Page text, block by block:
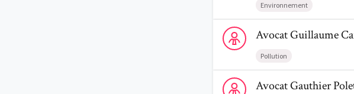
Environnement
Voir le profil de AvocatGuillaume
AvocatGuillaume
Pollution
Voir le profil de AvocatGauthier
AvocatGauthier